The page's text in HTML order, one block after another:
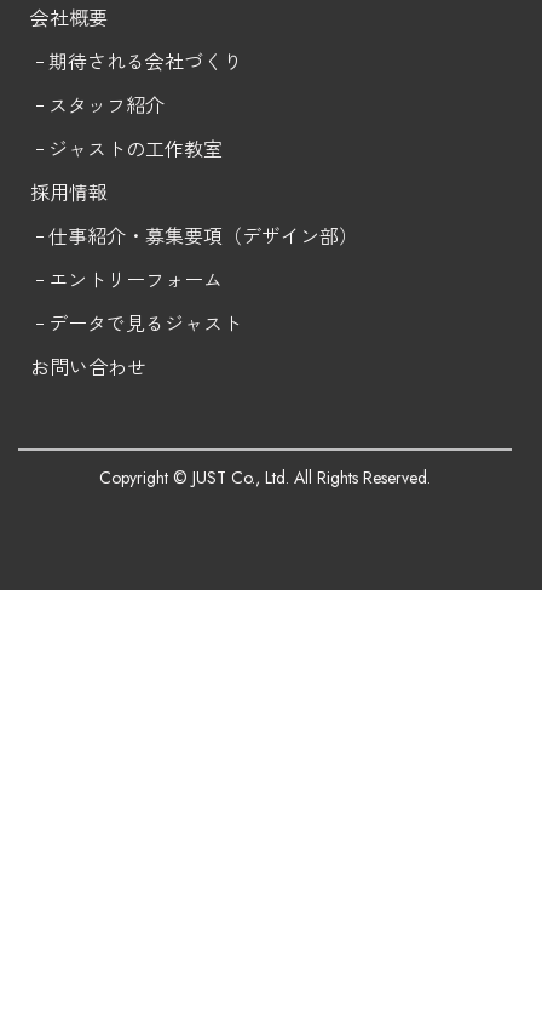
会社概要
期待される会社づくり
スタッフ紹介
ジャストの工作教室
採用情報
仕事紹介・募集要項（デザイン部）
エントリーフォーム
データで見るジャスト
お問い合わせ
Copyright © JUST Co., Ltd. All Rights Reserved.